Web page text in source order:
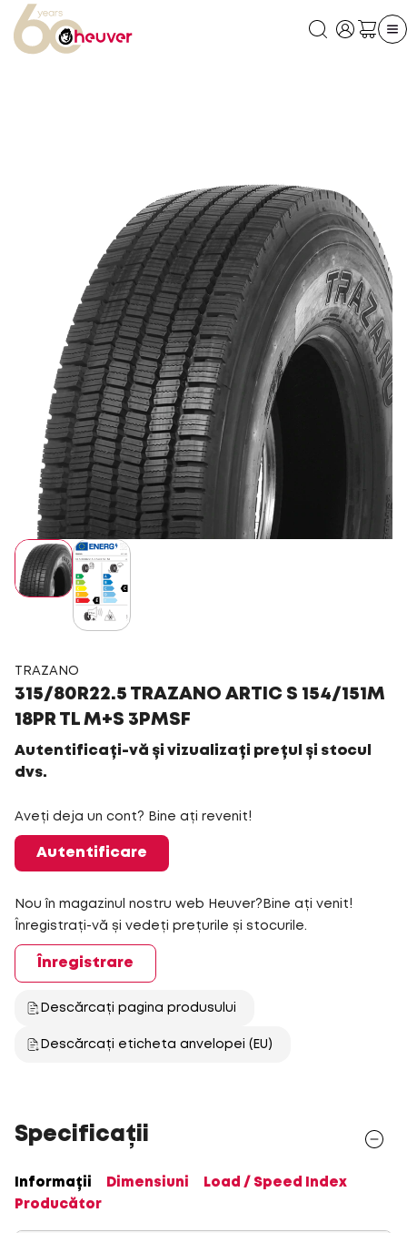
TRAZANO
315/80R22.5 TRAZANO ARTIC S 154/151M
18PR TL M+S 3PMSF
Autentificați-vă și vizualizați prețul și stocul
dvs.
Aveți deja un cont? Bine ați revenit!
Autentificare
Nou în magazinul nostru web Heuver?Bine ați venit!
Înregistrați-vă și vedeți prețurile și stocurile.
Înregistrare
Descărcați pagina produsului
Descărcați eticheta anvelopei (EU)
Specificații
Informații Dimensiuni
Load / Speed Index
Producător